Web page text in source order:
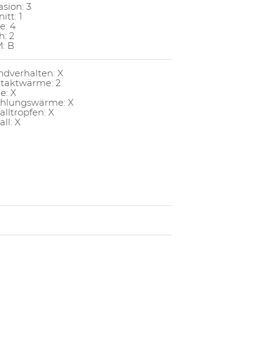
3
1
4
2
B
X
2
X
X
X
X